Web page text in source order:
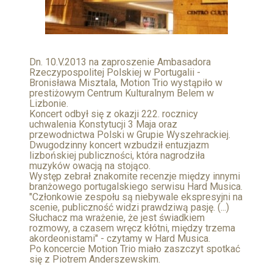
Dn. 10.V.2013 na zaproszenie Ambasadora
Rzeczypospolitej Polskiej w Portugalii -
Bronisława Misztala, Motion Trio wystąpiło w
prestiżowym Centrum Kulturalnym Belem w
Lizbonie.
Koncert odbył się z okazji 222. rocznicy
uchwalenia Konstytucji 3 Maja oraz
przewodnictwa Polski w Grupie Wyszehrackiej.
Dwugodzinny koncert wzbudził entuzjazm
lizbońskiej publiczności, która nagrodziła
muzyków owacją na stojąco.
Występ zebrał znakomite recenzje między innymi
branżowego portugalskiego serwisu Hard Musica.
"Członkowie zespołu są niebywale ekspresyjni na
scenie, publiczność widzi prawdziwą pasję. (...)
Słuchacz ma wrażenie, że jest świadkiem
rozmowy, a czasem wręcz kłótni, między trzema
akordeonistami" - czytamy w Hard Musica.
Po koncercie Motion Trio miało zaszczyt spotkać
się z Piotrem Anderszewskim.